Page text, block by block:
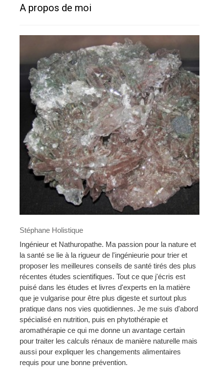
A propos de moi
Stéphane Holistique
Ingénieur et Nathuropathe. Ma passion pour la nature et
la santé se lie à la rigueur de l'ingénieurie pour trier et
proposer les meilleures conseils de santé tirés des plus
récentes études scientifiques. Tout ce que j'écris est
puisé dans les études et livres d'experts en la matière
que je vulgarise pour être plus digeste et surtout plus
pratique dans nos vies quotidiennes. Je me suis d'abord
spécialisé en nutrition, puis en phytothérapie et
aromathérapie ce qui me donne un avantage certain
pour traiter les calculs rénaux de manière naturelle mais
aussi pour expliquer les changements alimentaires
requis pour une bonne prévention.